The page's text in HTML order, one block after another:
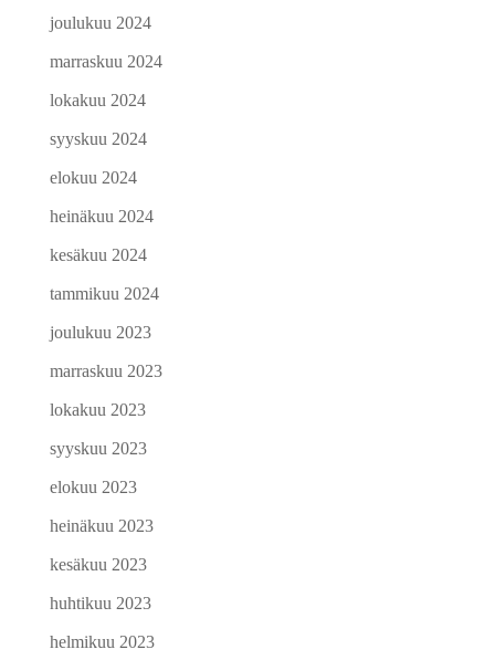
joulukuu 2024
marraskuu 2024
lokakuu 2024
syyskuu 2024
elokuu 2024
heinäkuu 2024
kesäkuu 2024
tammikuu 2024
joulukuu 2023
marraskuu 2023
lokakuu 2023
syyskuu 2023
elokuu 2023
heinäkuu 2023
kesäkuu 2023
huhtikuu 2023
helmikuu 2023